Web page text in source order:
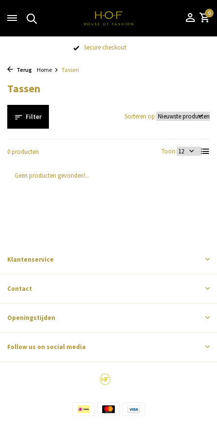
0
Secure checkout
Terug Home Tassen
Tassen
Filter
0 producten Toon:
Sorteren op:
Geen producten gevonden!...
Klantenservice
Contact
Openingstijden
Follow us on social media